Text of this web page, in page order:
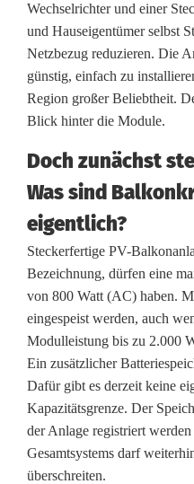
m
e
r
a
u
f
d
e
r
S
o
n
n
e
Wechselrichter und einer
und Hauseigentümer selbst
Netzbezug reduzieren. Die
günstig, einfach zu
Region großer Beliebtheit.
Blick hinter die Module.
Doch zunächst
Was sind
eigentlich?
Steckerfertige PV-
Bezeichnung, dürfen eine
von 800 Watt (AC) haben.
eingespeist werden, auch
Modulleistung bis zu 2.000
Ein zusätzlicher
Dafür gibt es derzeit keine
Kapazitätsgrenze. Der
der Anlage registriert
Gesamtsystems darf
überschreiten.